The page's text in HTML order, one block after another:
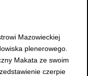
Mazowieckiej
plenerowego.
Makata ze swoim
czerpie